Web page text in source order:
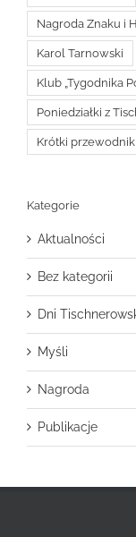
Nagroda Znaku i
Karol Tarnowski
Klub „Tygodnika
Poniedziałki z
Krótki
Kategorie
Aktualności
Bez kategorii
Dni
Myśli
Nagroda
Publikacje